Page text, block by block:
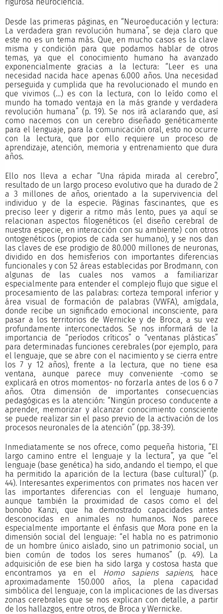
rigurosa neurociencia.
Desde las primeras páginas, en “Neuroeducación y lectura:
La verdadera gran revolución humana”, se deja claro que
este no es un tema más. Que, en mucho casos es la clave
misma y condición para que podamos hablar de otros
temas, ya que el conocimiento humano ha avanzado
exponencialmente gracias a la lectura: “Leer es una
necesidad nacida hace apenas 6.000 años. Una necesidad
perseguida y cumplida que ha revolucionado el mundo en
que vivimos (…) es con la lectura, con lo leído como el
mundo ha tomado ventaja en la más grande y verdadera
revolución humana” (p. 19). Se nos irá aclarando que, así
como nacemos con un cerebro diseñado genéticamente
para el lenguaje, para la comunicación oral, esto no ocurre
con la lectura, que por ello requiere un proceso de
aprendizaje, atención, memoria y entrenamiento que dura
años.
Ello nos lleva a echar “Una rápida mirada al cerebro”,
resultado de un largo proceso evolutivo que ha durado de 2
a 3 millones de años, orientado a la supervivencia del
individuo y de la especie. Páginas fascinantes, que es
preciso leer y digerir a ritmo más lento, pues ya aquí se
relacionan aspectos filogenéticos (el diseño cerebral de
nuestra especie, en interacción con su ambiente) con otros
ontogenéticos (propios de cada ser humano), y se nos dan
las claves de ese prodigio de 80.000 millones de neuronas,
dividido en dos hemisferios con importantes diferencias
funcionales y con 52 áreas establecidas por Brodmann, con
algunas de las cuales nos vamos a familiarizar
especialmente para entender el complejo flujo que sigue el
procesamiento de las palabras: corteza temporal inferior y
área visual de formación de palabras (VWFA), amígdala,
donde recibe un significado emocional inconsciente, para
pasar a los territorios de Wernicke y de Broca, a su vez
profundamente interconectados. Se nos informará de la
importancia de “períodos críticos” o “ventanas plásticas”
para determinadas funciones cerebrales (por ejemplo, para
el lenguaje, que se abre con el nacimiento y se cierra entre
los 7 y 12 años), frente a la lectura, que no tiene esa
ventana, aunque parece muy conveniente -como se
explicará en otros momentos- no forzarla antes de los 6 o 7
años. Otra dimensión de importantes consecuencias
pedagógicas es la atención: “Ningún proceso conducente a
aprender, memorizar y alcanzar conocimiento consciente
se puede realizar sin el paso previo de la activación de los
procesos neuronales de la atención” (pp. 38-39).
Inmediatamente se nos ofrece, como pequeña historia, “El
largo camino entre el lenguaje y la lectura”, ya que “el
lenguaje (base genética) ha sido, andando el tiempo, el que
ha permitido la aparición de la lectura (base cultural)” (p.
44). Interesantes experimentos con primates nos hacen ver
las importantes diferencias con el lenguaje humano,
aunque también la proximidad de casos como el del
bonobo Kanzi, que ha demostrado capacidades antes
desconocidas en animales no humanos. Nos parece
especialmente importante el énfasis que Mora pone en la
dimensión social del lenguaje: “el habla no es patrimonio
de un hombre único aislado, sino un patrimonio social, un
bien común de todos los seres humanos” (p. 49). La
adquisición de ese bien ha sido larga y costosa hasta que
encontramos ya en el
Homo sapiens sapiens, hace
aproximadamente 150.000 años, la plena capacidad
simbólica del lenguaje, con la implicaciones de las diversas
zonas cerebrales que se nos explican con detalle, a partir
de los hallazgos, entre otros, de Broca y Wernicke.